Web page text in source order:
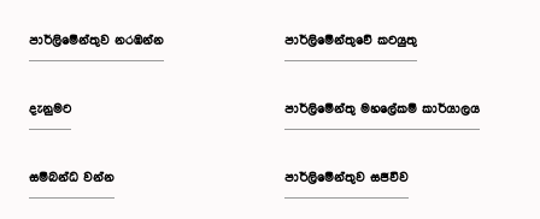
පාර්ලි‌මේන්තුව නරඹන්න
දැනුමට
සම්බන්ධ වන්න
පාර්ලිමේන්තුවේ කටයුතු
පාර්ලිමේන්තු මහලේකම් කාර්යාලය
පාර්ලිමේන්තුව සජීවීව